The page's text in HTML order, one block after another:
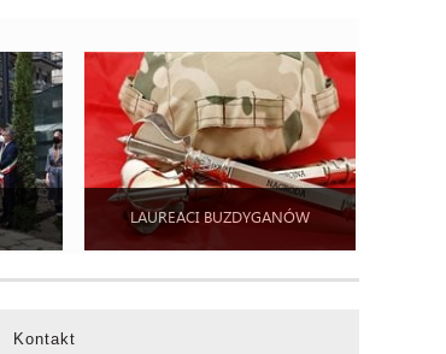
LAUREACI BUZDYGANÓW
Kontakt